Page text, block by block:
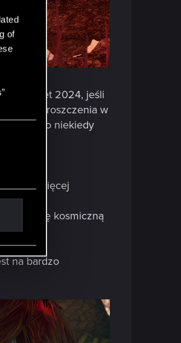
of
nawet 2024, jeśli
wręcz uproszczenia w
co niekiedy
nieco więcej
stację kosmiczną
świat.
na bardzo